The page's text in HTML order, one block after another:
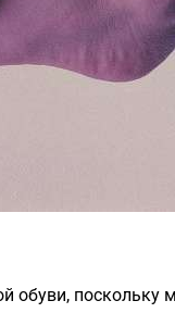
обуви, поскольку